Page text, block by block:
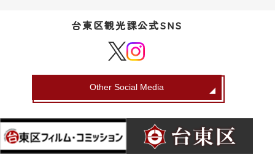
台東区観光課公式SNS
Other Social Media